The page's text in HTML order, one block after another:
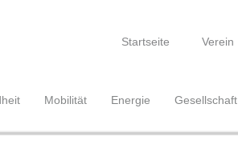
Startseite
Verein
Gesellschaft
Energie
Mobilität